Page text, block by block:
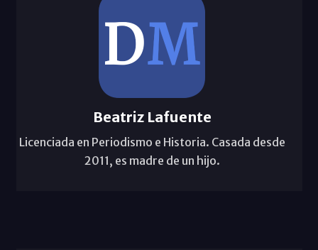
Beatriz Lafuente
Licenciada en Periodismo e Historia. Casada desde
2011, es madre de un hijo.